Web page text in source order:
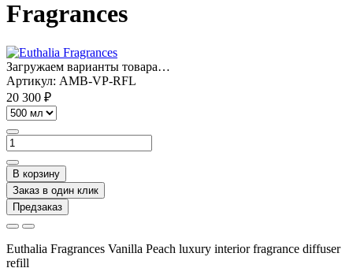
Fragrances
Загружаем варианты товара…
Артикул: AMB-VP-RFL
20 300 ₽
В корзину
Заказ в один клик
Предзаказ
Euthalia Fragrances Vanilla Peach luxury interiorfragrance diffuser
refill